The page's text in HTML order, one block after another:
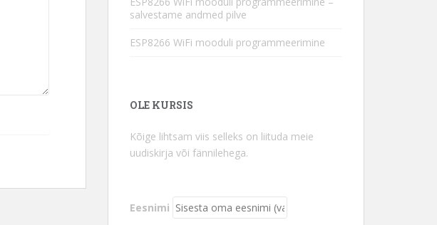
salvestame andmed pilve
ESP8266 WiFi mooduli programmeerimine
OLE KURSIS
Kõige lihtsam viis selleks on liituda meie
uudiskirja või fännilehega.
Eesnimi